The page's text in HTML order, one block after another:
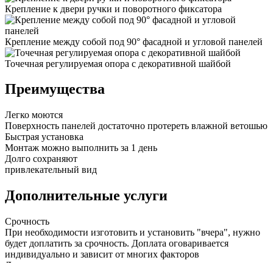
Крепление к двери ручки и поворотного фиксатора
Крепление между собой под 90° фасадной и угловой панелей
Точечная регулируемая опора с декоративной шайбой
Преимущества
Легко моются
Поверхность панелей достаточно протереть влажной ветошью
Быстрая установка
Монтаж можно выполнить за 1 день
Долго сохраняют
привлекательный вид
Дополнительные услуги
Срочность
При необходимости изготовить и установить "вчера", нужно
будет доплатить за срочность. Доплата оговаривается
индивидуально и зависит от многих факторов